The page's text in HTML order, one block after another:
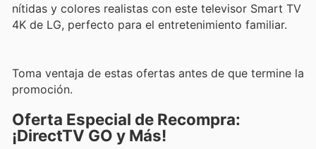
nítidas y colores realistas con este televisor Smart TV
4K de LG, perfecto para el entretenimiento familiar.
Toma ventaja de estas ofertas antes de que termine la
promoción.
Oferta Especial de Recompra:
¡DirectTV GO y Más!